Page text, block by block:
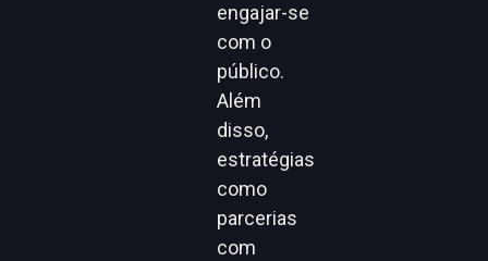
engajar-se
com o
público.
Além
disso,
estratégias
como
parcerias
com